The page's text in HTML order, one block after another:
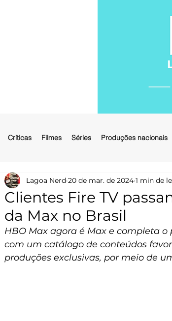
Críticas Filmes Séries Produções nacionais
Clientes Fire TV
da Max no Brasil
Lagoa Nerd 20 de mar. de 2024 1 min de
HBO Max agora é Max e completa
com um catálogo de conteúdos
produções exclusivas, por meio de